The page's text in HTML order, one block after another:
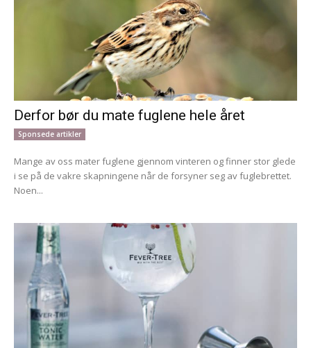
Derfor bør du mate fuglene hele året
Sponsede artikler
Mange av oss mater fuglene gjennom vinteren og finner stor glede
i se på de vakre skapningene når de forsyner seg av fuglebrettet.
Noen...